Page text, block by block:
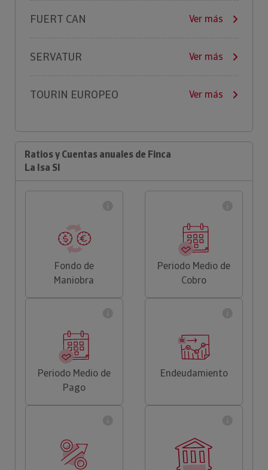
FUERT CAN Ver más
SERVATUR Ver más
TOURIN EUROPEO Ver más
Ratios y Cuentas anuales de Finca
La Isa Sl
Fondo de
Maniobra
Periodo Medio de
Cobro
Periodo Medio de
Pago
Endeudamiento